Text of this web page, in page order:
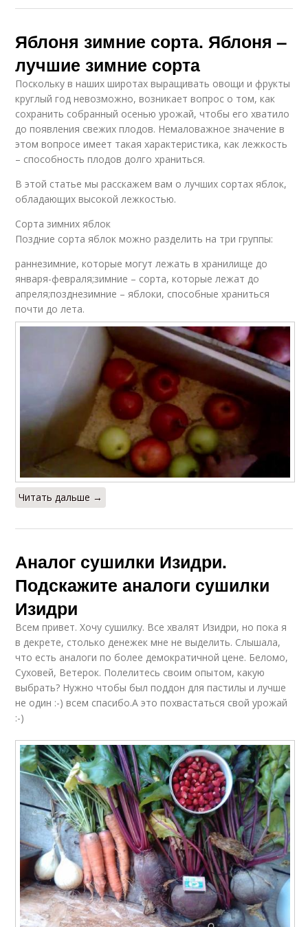
Яблоня зимние сорта. Яблоня –
лучшие зимние сорта
Поскольку в наших широтах выращивать овощи и фрукты
круглый год невозможно, возникает вопрос о том, как
сохранить собранный осенью урожай, чтобы его хватило
до появления свежих плодов. Немаловажное значение в
этом вопросе имеет такая характеристика, как лежкость
– способность плодов долго храниться.
В этой статье мы расскажем вам о лучших сортах яблок,
обладающих высокой лежкостью.
Сорта зимних яблок
Поздние сорта яблок можно разделить на три группы:
раннезимние, которые могут лежать в хранилище до
января-февраля;зимние – сорта, которые лежат до
апреля;позднезимние – яблоки, способные храниться
почти до лета.
Читать дальше →
Аналог сушилки Изидри.
Подскажите аналоги сушилки
Изидри
Всем привет. Хочу сушилку. Все хвалят Изидри, но пока я
в декрете, столько денежек мне не выделить. Слышала,
что есть аналоги по более демократичной цене. Беломо,
Суховей, Ветерок. Полелитесь своим опытом, какую
выбрать? Нужно чтобы был поддон для пастилы и лучше
не один :-) всем спасибо.А это похвастаться свой урожай
:-)